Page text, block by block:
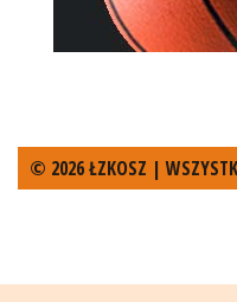
© 2026 ŁZKOSZ |